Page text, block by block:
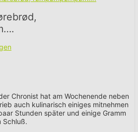
Chronist hat am Wochenende neben
auch kulinarisch einiges mitnehmen
Stunden später und einige Gramm
Schluß.